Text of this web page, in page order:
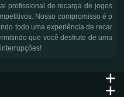
profissional de recarga de jogos
Nosso compromisso é p
todo uma experiência de recar
que você desfrute de uma